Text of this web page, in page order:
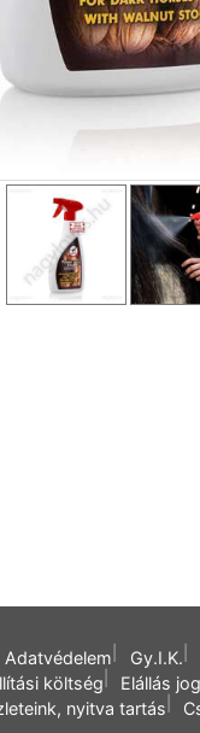
Adatvédelem Gy.I.K.
költség Elállás
nyitva tartás